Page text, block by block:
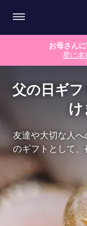
お母さん
星に名
父の日ギ
け
友達や大切な人
のギフトとして